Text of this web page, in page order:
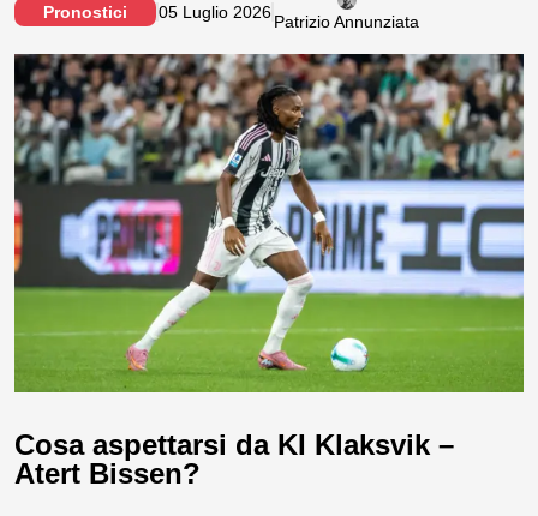
Pronostici 05 Luglio 2026Patrizio Annunziata
Cosa aspettarsi da KI Klaksvik –
Atert Bissen?